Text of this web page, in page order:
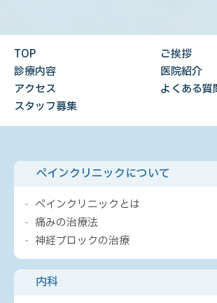
TOP
ご挨拶
診療内容
医院紹介
アクセス
よくある質
スタッフ募集
ペインクリニックについて
ペインクリニックとは
痛みの治療法
神経ブロックの治療
内科